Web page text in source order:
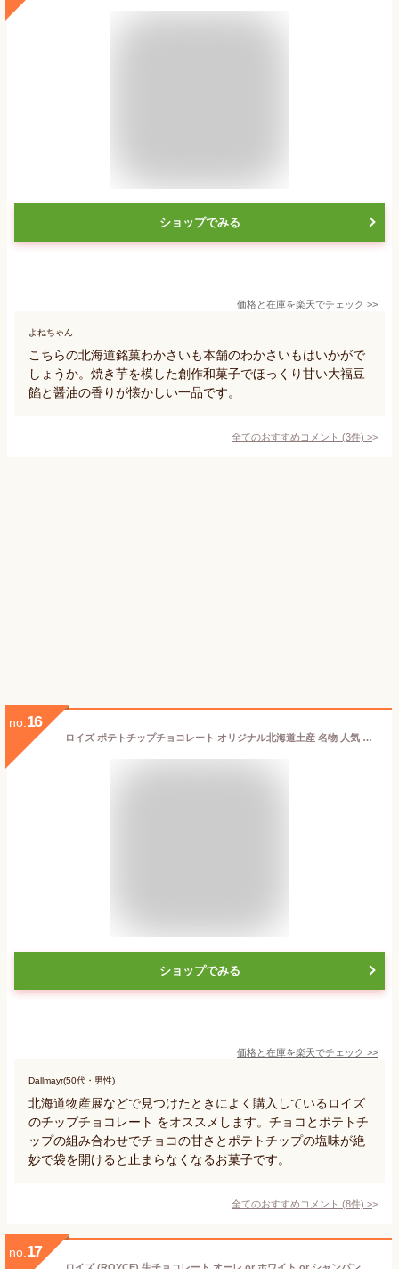
ショップでみる
価格と在庫を楽天でチェック >>
よねちゃん
こちらの北海道銘菓わかさいも本舗のわかさいもはいかがで
しょうか。焼き芋を模した創作和菓子でほっくり甘い大福豆
餡と醤油の香りが懐かしい一品です。
全てのおすすめコメント (3件) >
no. 16
ロイズ ポテトチップチョコレート オリジナル北海道土産 名物 人気 定番 お取り寄せ ポイント消化 ギフト お菓子 スイーツ
ショップでみる
価格と在庫を楽天でチェック >>
Dallmayr(50代・男性)
北海道物産展などで見つけたときによく購入しているロイズ
のチップチョコレート をオススメします。チョコとポテトチ
ップの組み合わせでチョコの甘さとポテトチップの塩味が絶
妙で袋を開けると止まらなくなるお菓子です。
全てのおすすめコメント (8件) >
no. 17